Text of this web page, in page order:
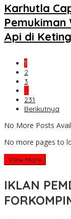
Karhutla
Api di
1
2
3
…
231
Berikutnya
No More Posts
No more pages to
View More
IKLAN